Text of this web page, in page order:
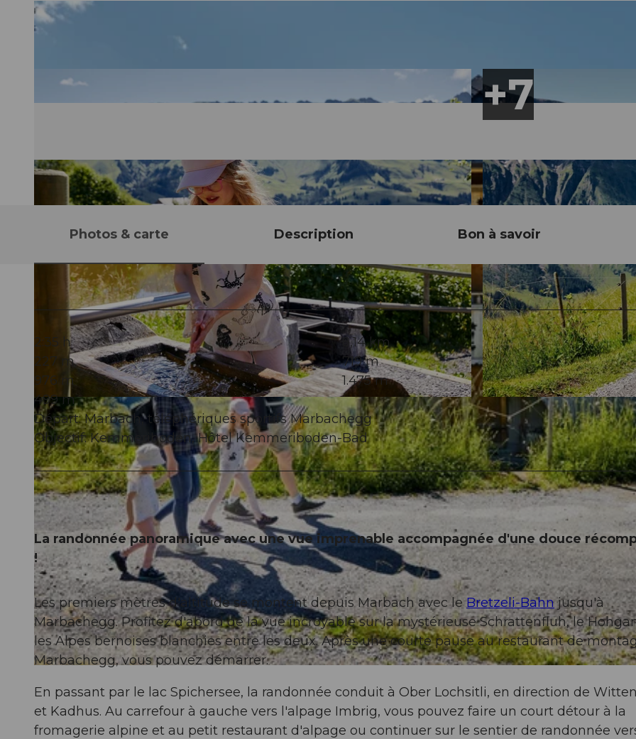
© Beat Brecbbühl, UNESCO Biosphäre Entlebuch © Beat Brechbühl, UNESCO Biosphäre Entlebuch
Photos & carte Description Bon à savoir
2:35 h
8,14 km
227 m
719 m
976 m
1.475 m
499 m
Départ: Marbach, téléphériques sportifs Marbachegg
Objectif: Kemmeriboden, Hôtel Kemmeriboden-Bad
La randonnée panoramique avec une vue imprenable accompagnée d'une douce
!
Les premiers mètres d'altitude se montent depuis Marbach avec leBretzeli-Bahnjusqu'à
Marbachegg. Profitez d'abord de la vue incroyable sur la mystérieuse Schrattenfluh, le
les Alpes bernoises blanchies entre les deux. Après une courte pause au restaurant de
Marbachegg, vous pouvez démarrer.
En passant par le lac Spichersee, la randonnée conduit à Ober Lochsitli, en direction de
et Kadhus. Au carrefour à gauche vers l'alpage Imbrig, vous pouvez faire un court détour à la
fromagerie alpine et au petit restaurant d'alpage ou continuer sur le sentier de randonnée